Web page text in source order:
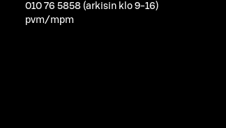
010 76 5858 (arkisin klo 9-16)
pvm/mpm